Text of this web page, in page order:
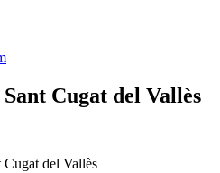
Sant Cugat del Vallès
Cugat del Vallès